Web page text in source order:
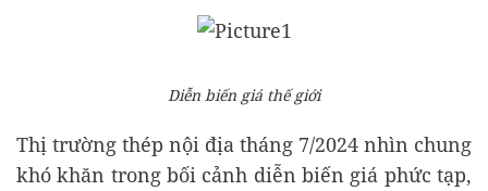
Diễn biến giá thế giới
Thị trường thép nội địa tháng 7/2024 nhìn chung
khó khăn trong bối cảnh diễn biến giá phức tạp,